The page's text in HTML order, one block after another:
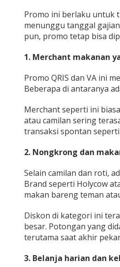
Promo ini berlaku untuk
menunggu tanggal
pun, promo tetap bisa
1. Merchant makanan
Promo QRIS dan VA ini
Beberapa di antaranya
Merchant seperti ini
atau camilan sering
transaksi spontan
2. Nongkrong dan
Selain camilan dan roti,
Brand seperti Holycow
makan bareng teman
Diskon di kategori ini
besar. Potongan yang
terutama saat akhir
3. Belanja harian dan